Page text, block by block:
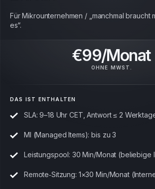
Für Mikrounternehmen / „manchmal braucht
es“.
€99/Monat
OHNE MWST.
DAS IST ENTHALTEN
SLA: 9–18 Uhr CET, Antwort ≤ 2
MI (Managed Items): bis zu 3
Leistungspool: 30 Min/Monat (beliebige
Remote‑Sitzung: 1×30 Min/Monat